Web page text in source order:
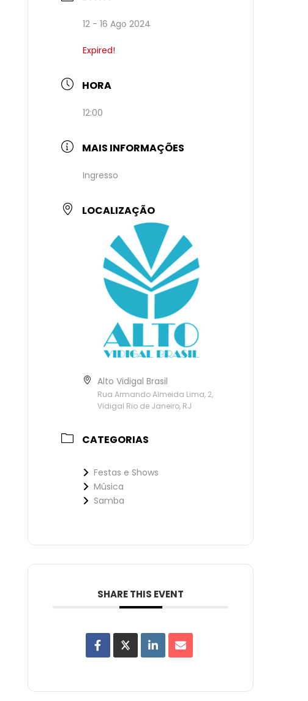
12 - 16 Ago 2024
Expired!
HORA
12:00
MAIS INFORMAÇÕES
Ingresso
LOCALIZAÇÃO
Alto Vidigal Brasil
Rua Armando Almeida Lima, 2,
Vidigal Rio de Janeiro, RJ
CATEGORIAS
Festas e Shows
Música
Samba
SHARE THIS EVENT